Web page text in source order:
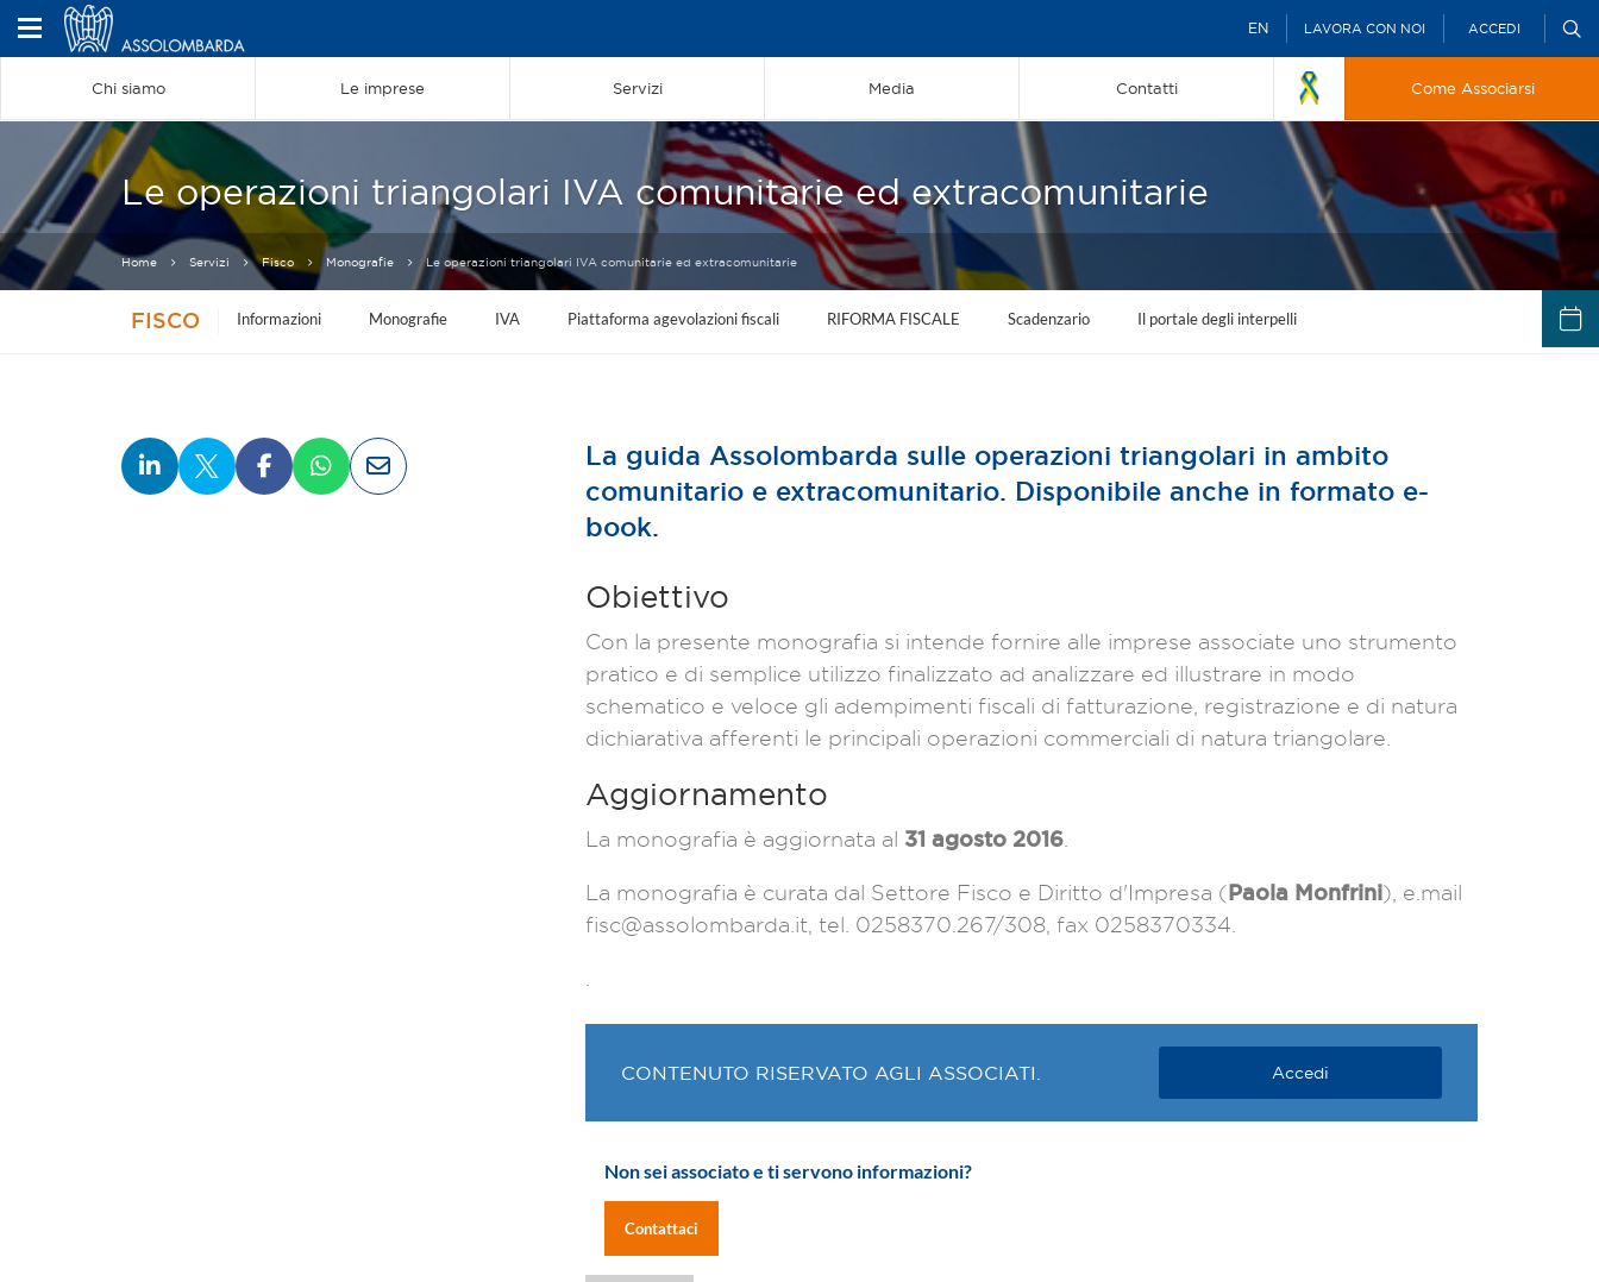
EN LAVORA CON NOI ACCEDI
Chi siamo Le imprese Servizi Media Contatti Come Associarsi
Le operazioni triangolari IVA comunitarie ed extracomunitarie
Home Servizi Fisco Monografie Le operazioni triangolari IVA comunitarie ed extracomunitarie
FISCO Informazioni Monografie IVA Piattaforma agevolazioni fiscali RIFORMA FISCALE Scadenzario Il portale degli interpelli
La guida Assolombarda sulle operazioni triangolari in ambito
comunitario e extracomunitario. Disponibile anche in formato e-
book.
Obiettivo
Con la presente monografia si intende fornire alle imprese associate uno strumento
pratico e di semplice utilizzo finalizzato ad analizzare ed illustrare in modo
schematico e veloce gli adempimenti fiscali di fatturazione, registrazione e di natura
dichiarativa afferenti le principali operazioni commerciali di natura triangolare.
Aggiornamento
La monografia è aggiornata al 31 agosto 2016
La monografia è curata dal Settore Fisco e Diritto d'Impresa (Paola Monfrini), e.mail
fisc@assolombarda.it, tel. 0258370.267/308, fax 0258370334.
CONTENUTO RISERVATO AGLI ASSOCIATI. Accedi
Non sei associato e ti servono informazioni?
Contattaci